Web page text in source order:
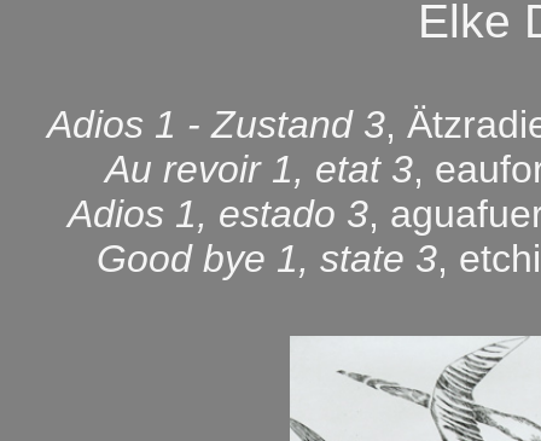
Elke
Adios 1 - Zustand 3,
Au revoir 1, etat 3,
Adios 1, estado 3,
Good bye 1, state 3,